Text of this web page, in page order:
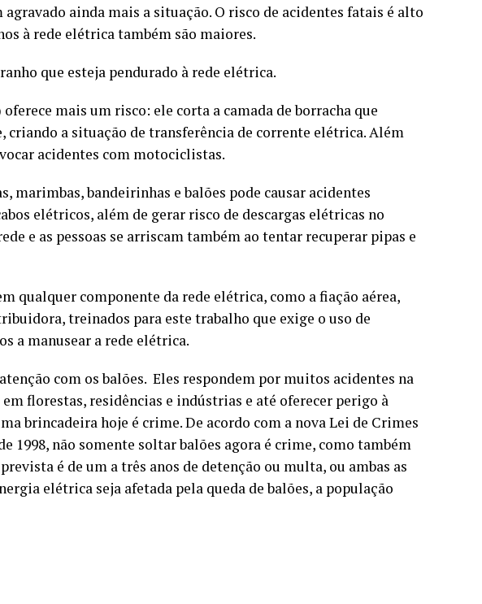
ainda mais a situação. O risco de acidentes fatais é alto
à rede elétrica também são maiores.
que esteja pendurado à rede elétrica.
mais um risco: ele corta a camada de borracha que
criando a situação de transferência de corrente elétrica. Além
acidentes com motociclistas.
marimbas, bandeirinhas e balões pode causar acidentes
elétricos, além de gerar risco de descargas elétricas no
e as pessoas se arriscam também ao tentar recuperar pipas e
qualquer componente da rede elétrica, como a fiação aérea,
treinados para este trabalho que exige o uso de
a manusear a rede elétrica.
com os balões. Eles respondem por muitos acidentes na
florestas, residências e indústrias e até oferecer perigo à
brincadeira hoje é crime. De acordo com a nova Lei de Crimes
1998, não somente soltar balões agora é crime, como também
é de um a três anos de detenção ou multa, ou ambas as
elétrica seja afetada pela queda de balões, a população